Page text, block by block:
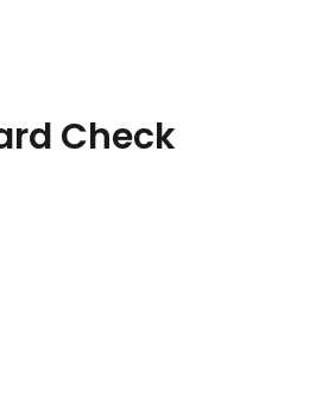
Check